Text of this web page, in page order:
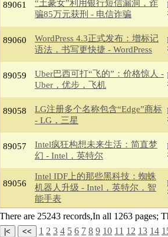
89061
“土豪女”利用银行短信漏洞，诈
骗85万元获刑 - 电信诈骗
89060
WordPress 4.3正式发布：增标记
语法，书写更快捷 - WordPress
89059
Uber巴西可打“飞的”：价格惊人 -
Uber，优步，飞机
89058
LG注册多个名称包含“Edge”商标
- LG，三星
89057
Intel疯狂构想未来生活：简直梦
幻 - Intel，英特尔
89056
Intel IDF上的那些黑科技：蜘蛛
机器人升级 - Intel，英特尔，智
能手表
There are 25243 records,In all 1263 pages;
1 2 3 4 5 6 7 8 9 10 11 12 13 14